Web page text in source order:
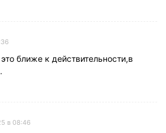
ближе к действительности,в
в 08:46